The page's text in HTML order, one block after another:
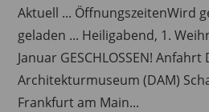
Aktuell ... ÖffnungszeitenWird
geladen ... Heiligabend, 1.
Januar GESCHLOSSEN!
Architekturmuseum (DAM)
Frankfurt am Main...